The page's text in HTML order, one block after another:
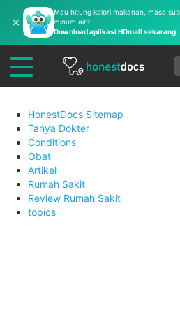
✕
Mau hitung kalori makanan, masa
minum air?
Download aplikasi HDmall sekarang
HonestDocs Sitemap
Tanya Dokter
Conditions
Obat
Artikel
Rumah Sakit
Review Rumah Sakit
topics